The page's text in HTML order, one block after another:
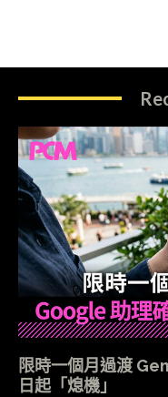
限時一個月過渡
日起「熄機」